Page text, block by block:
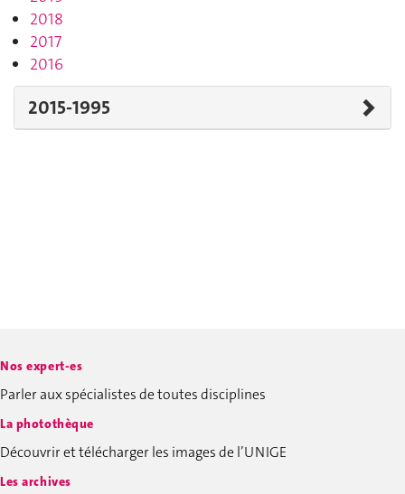
2018
2017
2016
2015-1995
Nos expert-es
Parler aux spécialistes de toutes disciplines
La photothèque
Découvrir et télécharger les images de l’UNIGE
Les archives